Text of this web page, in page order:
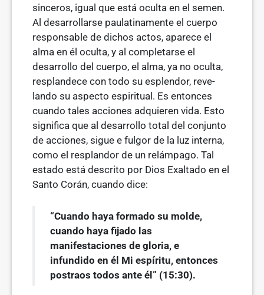
sinceros, igual que está oculta en el semen.
Al desarrollarse paulatinamente el cuerpo
responsable de dichos actos, aparece el
alma en él oculta, y al completarse el
desarrollo del cuerpo, el alma, ya no oculta,
resplandece con todo su esplendor, reve­
lando su aspecto espiritual. Es entonces
cuando tales acciones adquieren vida. Esto
significa que al desarrollo total del conjunto
de acciones, sigue e fulgor de la luz interna,
como el resplandor de un relámpago. Tal
estado está descrito por Dios Exaltado en el
Santo Corán, cuando dice:
“Cuando haya formado su molde,
cuando haya fijado las
manifestaciones de gloria, e
infundido en él Mi espíritu, entonces
postraos todos ante él” (15:30).